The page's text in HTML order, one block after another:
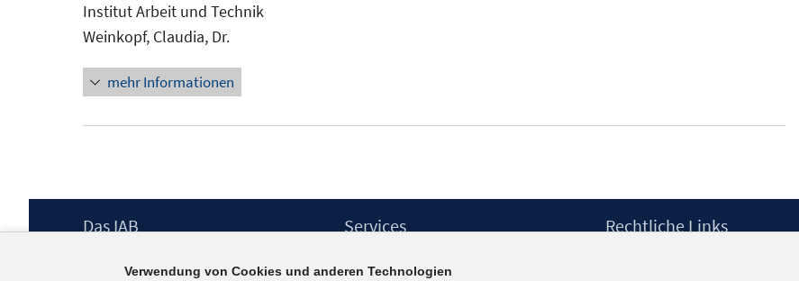
Institut Arbeit und Technik
Weinkopf, Claudia, Dr.
mehr Informationen
Footer
Das IAB Services Rechtliche Links
Verwendung von Cookies und anderen Technologien